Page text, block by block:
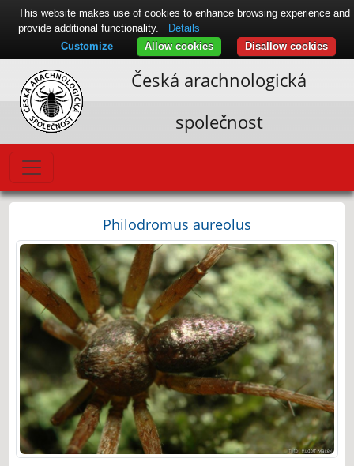
Česká arachnologická
společnost
Philodromus aureolus
This website makes use of cookies to enhance browsing experience and
provide additional functionality.
Details
Disallow cookies
Allow cookies
Customize